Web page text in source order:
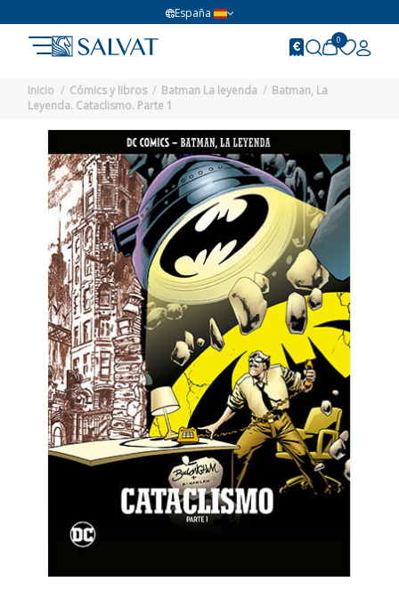
España
0
Inicio Cómics y libros Batman La leyenda
Batman, La
Leyenda. Cataclismo. Parte 1